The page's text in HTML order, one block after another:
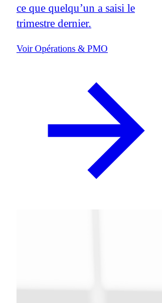
ce que quelqu’un a saisi le
trimestre dernier.
Voir Opérations & PMO